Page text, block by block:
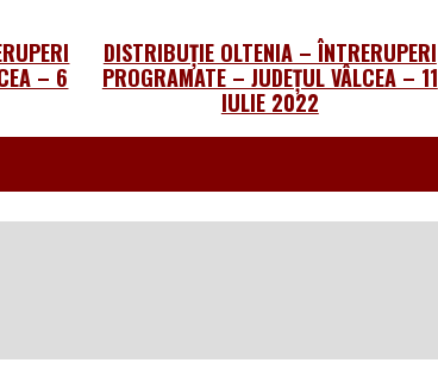
– 6
DISTRIBUȚIE OLTENIA – ÎNTRERUPERI
PROGRAMATE – JUDEȚUL VÂLCEA – 11
IULIE 2022